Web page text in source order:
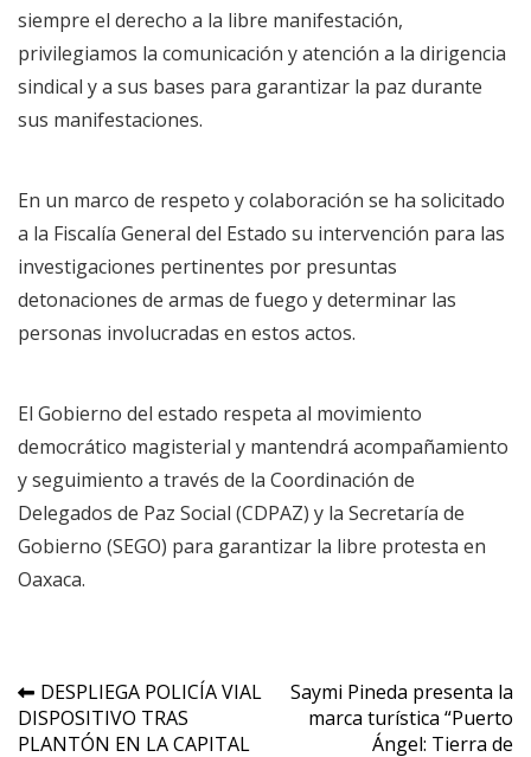
siempre el derecho a la libre manifestación,
privilegiamos la comunicación y atención a la dirigencia
sindical y a sus bases para garantizar la paz durante
sus manifestaciones.
En un marco de respeto y colaboración se ha solicitado
a la Fiscalía General del Estado su intervención para las
investigaciones pertinentes por presuntas
detonaciones de armas de fuego y determinar las
personas involucradas en estos actos.
El Gobierno del estado respeta al movimiento
democrático magisterial y mantendrá acompañamiento
y seguimiento a través de la Coordinación de
Delegados de Paz Social (CDPAZ) y la Secretaría de
Gobierno (SEGO) para garantizar la libre protesta en
Oaxaca.
Navegación
de
DESPLIEGA POLICÍA VIAL
DISPOSITIVO TRAS
PLANTÓN EN LA CAPITAL
Saymi Pineda presenta la
marca turística “Puerto
Ángel: Tierra de